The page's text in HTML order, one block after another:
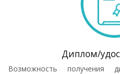
Диплом/
Возможность получения